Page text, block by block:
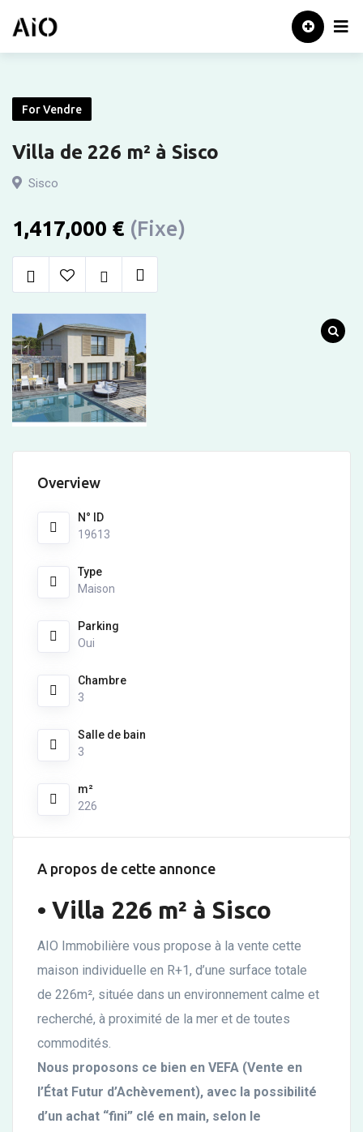
Accueil
For Vendre
Villa de 226 m² à Sisco
Sisco
1,417,000 € (Fixe)
Overview
N° ID
19613
Type
Maison
Parking
Oui
Chambre
3
Salle de bain
3
m²
226
A propos de cette annonce
• Villa 226 m² à Sisco
AIO Immobilière vous propose à la vente cette
maison individuelle en R+1, d’une surface totale
de 226m², située dans un environnement calme et
recherché, à proximité de la mer et de toutes
commodités.
Nous proposons ce bien en VEFA (Vente en
l’État Futur d’Achèvement), avec la possibilité
d’un achat “fini” clé en main, selon le